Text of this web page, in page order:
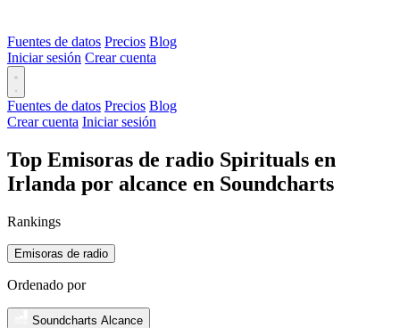
Fuentes de datos Precios Blog
Iniciar sesión Crear cuenta
Fuentes de datos Precios Blog
Crear cuenta Iniciar sesión
Top Emisoras de radio Spirituals en
Irlanda por alcance en Soundcharts
Rankings
Emisoras de radio
Ordenado por
Soundcharts Alcance